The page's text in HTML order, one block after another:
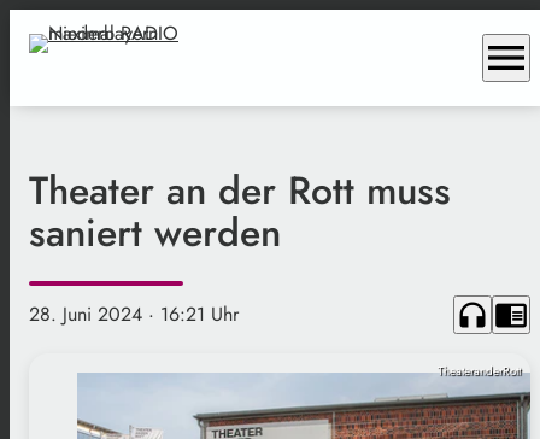
menu
Theater an der Rott muss
saniert werden
28. Juni 2024 · 16:21 Uhr headphones chrome_reader_mode
TheateranderRott